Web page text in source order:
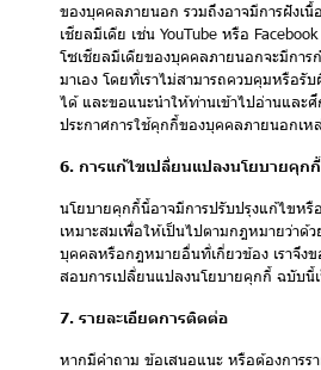
ของบุคคลภายนอก รวมถึงอาจมีการฝังเ
เชียลมีเดีย เช่น YouTube หรือ
โซเชียลมีเดียของบุคคลภายนอกจะมีกา
มาเอง โดยที่เราไม่สามารถควบคุมหรือ
ได้ และขอแนะนำให้ท่านเข้าไปอ่านและ
ประกาศการใช้คุกกี้ของบุคคลภายนอกเห
6. การแก้ไขเปลี่ยนแปลงนโยบายคุกกี้
นโยบายคุกกี้นี้อาจมีการปรับปรุงแก้ไขหรื
เหมาะสมเพื่อให้เป็นไปตามกฎหมายว่าด้
บุคคลหรือกฎหมายอื่นที่เกี่ยวข้อง เราจึง
สอบการเปลี่ยนแปลงนโยบายคุกกี้ ฉบับนี้
7. รายละเอียดการติดต่อ
หากมีคำถาม ข้อเสนอแนะ หรือต้องการร